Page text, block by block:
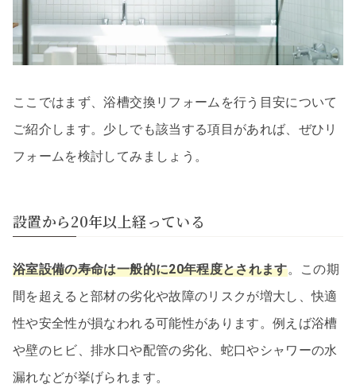
ここではまず、浴槽交換リフォームを行う目安について
ご紹介します。少しでも該当する項目があれば、ぜひリ
フォームを検討してみましょう。
設置から20年以上経っている
浴室設備の寿命は一般的に20年程度とされます。この期
間を超えると部材の劣化や故障のリスクが増大し、快適
性や安全性が損なわれる可能性があります。例えば浴槽
や壁のヒビ、排水口や配管の劣化、蛇口やシャワーの水
漏れなどが挙げられます。